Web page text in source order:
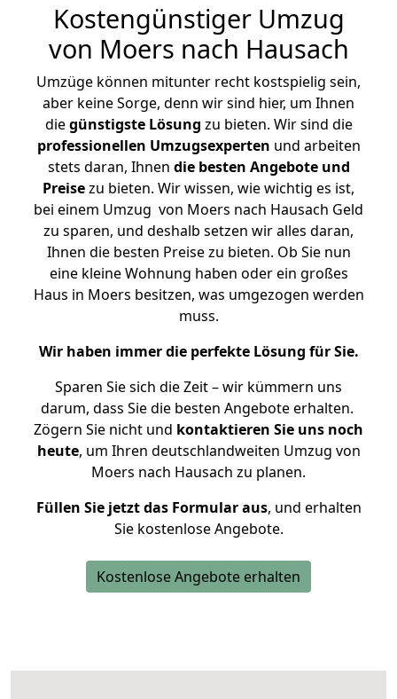
Kostengünstiger Umzug
von Moers nach Hausach
Umzüge können mitunter recht kostspielig sein,
aber keine Sorge, denn wir sind hier, um Ihnen
diegünstigste Lösung zu bieten. Wir sind die
professionellen Umzugsexperten und arbeiten
stets daran, Ihnen die besten Angebote und
Preisezu bieten. Wir wissen, wie wichtig es ist,
bei einem Umzug von Moers nach Hausach Geld
zu sparen, und deshalb setzen wir alles daran,
Ihnen die besten Preise zu bieten. Ob Sie nun
eine kleine Wohnung haben oder ein großes
Haus in Moers besitzen, was umgezogen werden
muss.
Wir haben immer die perfekte Lösung für Sie.
Sparen Sie sich die Zeit – wir kümmern uns
darum, dass Sie die besten Angebote erhalten.
Zögern Sie nicht und kontaktieren Sie uns noch
heute, um Ihren deutschlandweiten Umzug von
Moers nach Hausach zu planen.
Füllen Sie jetzt das Formular aus, und erhalten
Sie kostenlose Angebote.
Kostenlose Angebote erhalten